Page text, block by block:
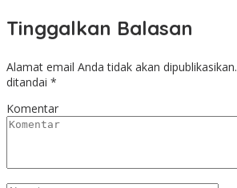
Tinggalkan Balasan
Alamat email Anda tidak akan dipublikasikan.
ditandai *
Komentar